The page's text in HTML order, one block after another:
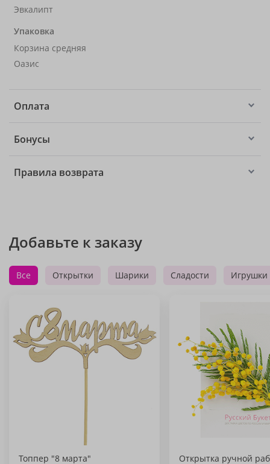
Эвкалипт
Упаковка
Корзина средняя
Оазис
Оплата
Бонусы
Правила возврата
Добавьте к заказу
Все Открытки Шарики Сладости Игрушки
Топпер "8 марта"
Открытка ручной